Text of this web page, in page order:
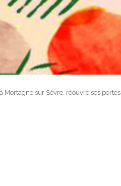
Mortagne sur Sèvre, réouvre ses